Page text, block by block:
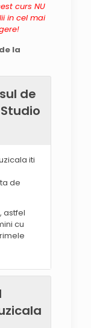
in
in
pentru
esti
sa
ce
curs NU
in cel mai
la
de
iti
de
astfel
cu